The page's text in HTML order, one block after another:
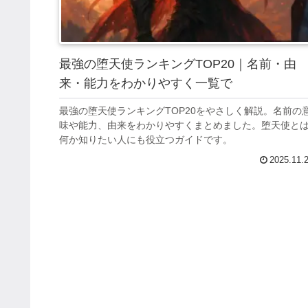
最強の堕天使ランキングTOP20｜名前・由
来・能力をわかりやすく一覧で
最強の堕天使ランキングTOP20をやさしく解説。名前の
味や能力、由来をわかりやすくまとめました。堕天使とは
何か知りたい人にも役立つガイドです。